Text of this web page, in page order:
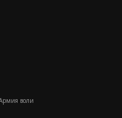
воли